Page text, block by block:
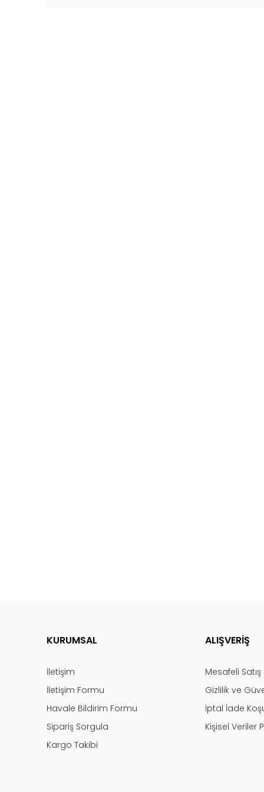
KURUMSAL
İletişim
İletişim Formu
Havale Bildirim Formu
Sipariş Sorgula
Kargo Takibi
ALIŞVERİŞ
Mesafeli
Gizlilik ve
İptal İade
Kişisel Veriler